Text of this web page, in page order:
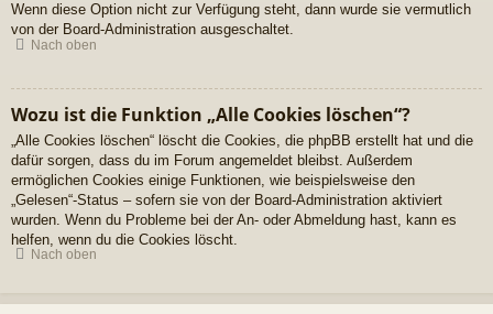
Wenn diese Option nicht zur Verfügung steht, dann wurde sie vermutlich
von der Board-Administration ausgeschaltet.
Nach oben
Wozu ist die Funktion „Alle Cookies löschen“?
„Alle Cookies löschen“ löscht die Cookies, die phpBB erstellt hat und die
dafür sorgen, dass du im Forum angemeldet bleibst. Außerdem
ermöglichen Cookies einige Funktionen, wie beispielsweise den
„Gelesen“-Status – sofern sie von der Board-Administration aktiviert
wurden. Wenn du Probleme bei der An- oder Abmeldung hast, kann es
helfen, wenn du die Cookies löscht.
Nach oben